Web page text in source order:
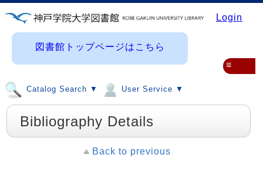
Login
図書館トップページはこちら
Catalog Search ▼ User Service ▼
≡
Bibliography Details
Back to previous